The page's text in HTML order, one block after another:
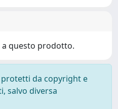
a questo prodotto.
da copyright e
salvo diversa